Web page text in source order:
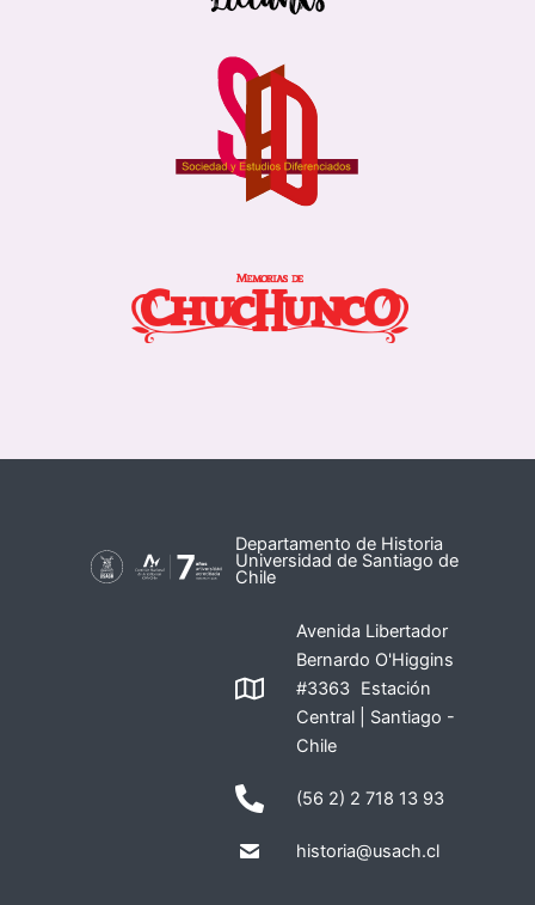
Departamento de Historia
Universidad de Santiago de
Chile
Avenida Libertador
Bernardo O'Higgins
#3363 Estación
Central | Santiago -
Chile
(56 2) 2 718 13 93
historia@usach.cl